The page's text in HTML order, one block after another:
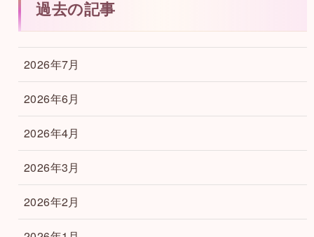
過去の記事
2026年7月
2026年6月
2026年4月
2026年3月
2026年2月